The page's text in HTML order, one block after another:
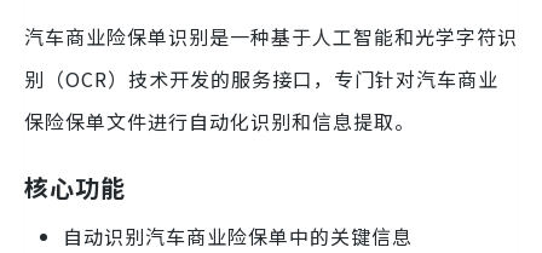
汽车商业险保单识别是一种基于人工智能和光学字符识
别（OCR）技术开发的服务接口，专门针对汽车商业
保险保单文件进行自动化识别和信息提取。
核心功能
自动识别汽车商业险保单中的关键信息